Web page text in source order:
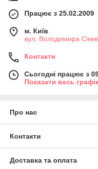
Працює з 25.02.2009
м. Київ
вул. Володимира
Контакти
Сьогодні працює з
Показати весь
Про нас
Контакти
Доставка та оплата